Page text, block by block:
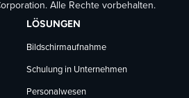
auf
Facebook
folgen
auf
LinkedIn
folgen
auf
YouTube
folgen
Alle Rechte vorbehalten.
LÖSUNGEN
Bildschirmaufnahme
Schulung in Unternehmen
Personalwesen